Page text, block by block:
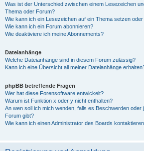
Was ist der Unterschied zwischen einem Lesezeichen
Thema oder Forum?
Wie kann ich ein Lesezeichen auf ein Thema setzen
Wie kann ich ein Forum abonnieren?
Wie deaktiviere ich meine Abonnements?
Dateianhänge
Welche Dateianhänge sind in diesem Forum zulässig?
Kann ich eine Übersicht all meiner Dateianhänge
phpBB betreffende Fragen
Wer hat diese Forensoftware entwickelt?
Warum ist Funktion x oder y nicht enthalten?
An wen soll ich mich wenden, falls es Beschwerden oder
Forum gibt?
Wie kann ich einen Administrator des Boards